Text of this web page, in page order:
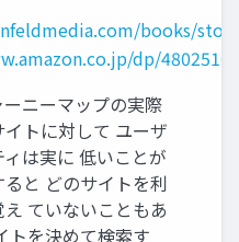
books/
dp/
ニーマップの実際
トに対して ユーザ
は実に 低いことが
と どのサイトを利
ていないこともあ
トを決めて検索す